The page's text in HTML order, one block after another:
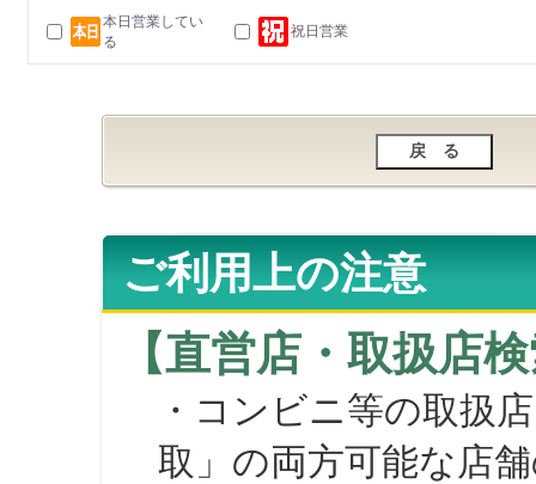
本日営業してい
る
祝日営業
ご利用上の注意
【直営店・取扱店
・コンビニ等の取扱
取」の両方可能な店